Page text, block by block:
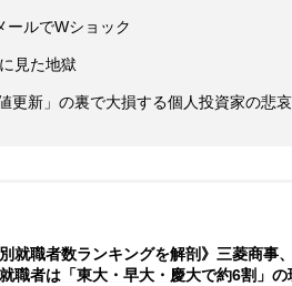
ルでWショック
見た地獄
新」の裏で大損する個人投資家の悲哀
就職者数ランキングを解剖》三菱商事
職者は「東大・早大・慶大で約6割」